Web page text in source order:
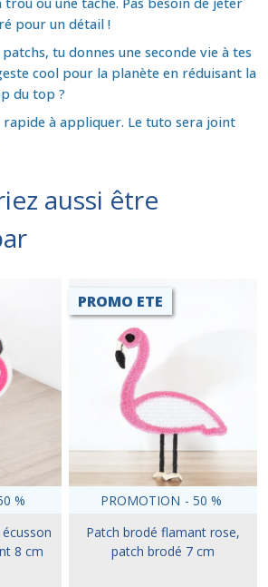
pour un détail !
tu donnes une seconde vie à tes
cool pour la planète en réduisant la
du top ?
rapide à appliquer. Le tuto sera joint
aussi être
%
8 cm
PROMO ETE
PROMOTION - 50 %
Patch brodé flamant rose,
patch brodé 7 cm